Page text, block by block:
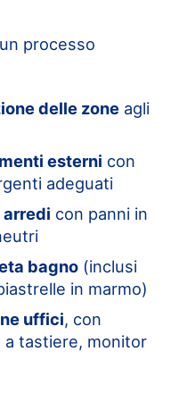
processo
delle zoneagli
esterni con
adeguati
con panni in
bagno(inclusi
in marmo)
uffici, con
tastiere, monitor